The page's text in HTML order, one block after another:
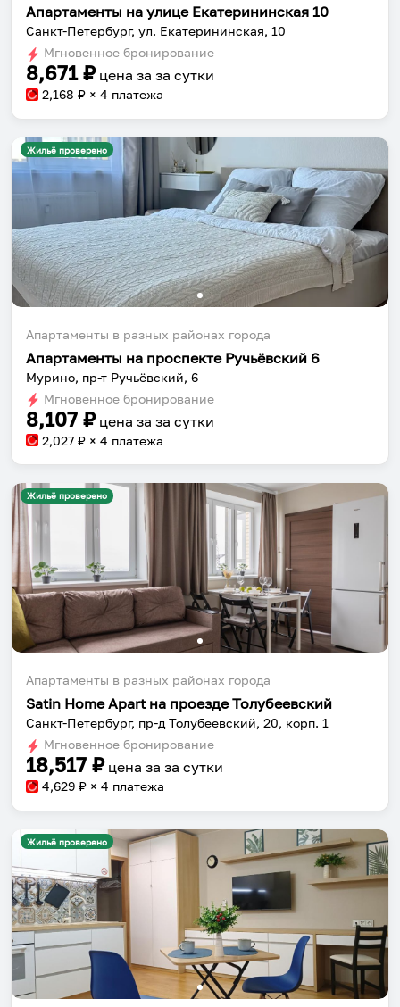
Апартаменты на улице Екатерининская 10
Санкт-Петербург, ул. Екатерининская, 10
Мгновенное бронирование
8,671₽ цена за за сутки
2,168 ₽ × 4 платежа
Жильё проверено
Апартаменты в разных районах города
Апартаменты на проспекте Ручьёвский 6
Мурино, пр-т Ручьёвский, 6
Мгновенное бронирование
8,107 ₽ цена за за сутки
2,027 ₽ × 4 платежа
Жильё проверено
Апартаменты в разных районах города
Satin Home Apart на проезде Толубеевский
Санкт-Петербург, пр-д Толубеевский, 20, корп. 1
Мгновенное бронирование
18,517 ₽ цена за за сутки
4,629 ₽ × 4 платежа
Жильё проверено
Собери путешествие без сложностей
Сохраняй места, повторяй маршруты, находи
компанию и бронируй жильё в одном
приложении.
Установить приложение